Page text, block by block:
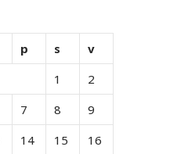
p s
v
1
2
7 8
9
14 15
16